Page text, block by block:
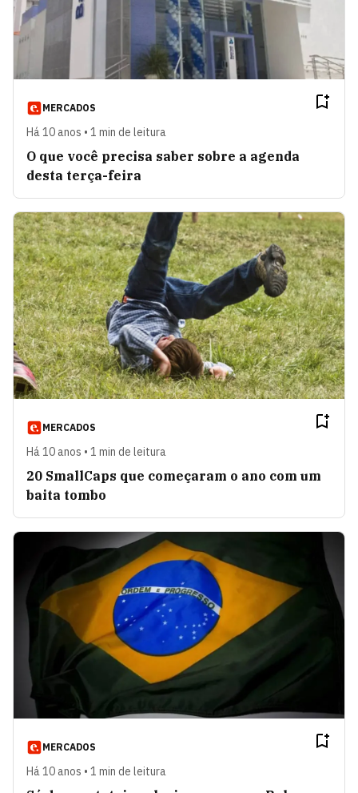
MERCADOS
Há 10 anos • 1 min de leitura
O que você precisa saber sobre a agenda
desta terça-feira
MERCADOS
Há 10 anos • 1 min de leitura
20 SmallCaps que começaram o ano com um
baita tombo
MERCADOS
Há 10 anos • 1 min de leitura